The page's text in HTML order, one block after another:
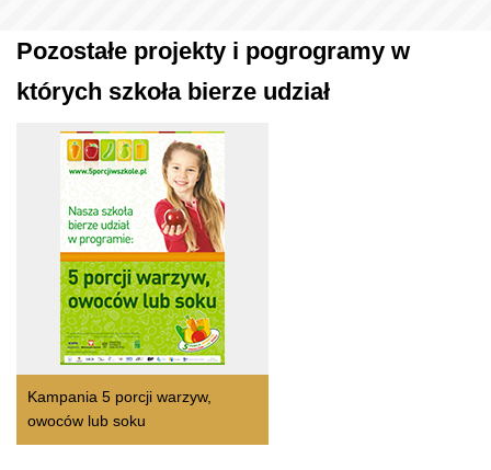
Pozostałe projekty i pogrogramy w
których szkoła bierze udział
Kampania 5 porcji warzyw,
owoców lub soku